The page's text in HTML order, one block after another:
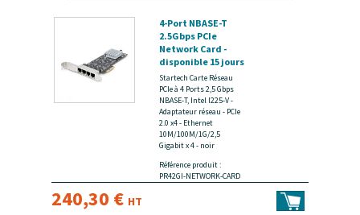
4-Port NBASE-T
2.5Gbps PCIe
Network Card -
disponible 15 jours
Startech Carte Réseau
PCIe à 4 Ports 2,5 Gbps
NBASE-T, Intel I225-V -
Adaptateur réseau - PCIe
2.0 x4 - Ethernet
10M/100M/1G/2,5
Gigabit x 4 - noir
Référence produit :
PR42GI-NETWORK-CARD
240,30 € HT